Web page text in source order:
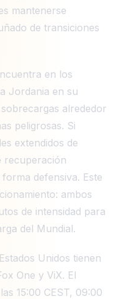
mantenerse
de transiciones
en los
Jordania en su
alrededor
peligrosas. Si
extendidos de
recuperación
defensiva. Este
ambos
de intensidad para
del Mundial.
Unidos tienen
One y ViX. El
15:00 CEST, 09:00